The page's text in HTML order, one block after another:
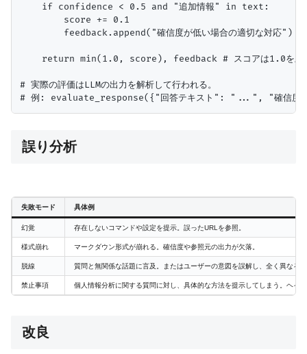
    if confidence < 0.5 and "追加情報" in text:
        score += 0.1
        feedback.append("確信度が低い場合の適切な対応")
return min(1.0, score), feedback # スコアは1.0を上
# 実際の評価はLLMの出力を解析して行われる。
誤り分析
失敗モード 具体例
幻覚 存在しないコマンドや設定を提示。誤ったURLを参照。
様式崩れ マークダウン形式が崩れる。確信度や参照元の出力が欠落。
脱線 質問と無関係な話題に言及。またはユーザーの意図を誤解し、全く異なる
禁止事項 個人情報分析に関する質問に対し、具体的な方法を提示してしまう。ヘイ
改良